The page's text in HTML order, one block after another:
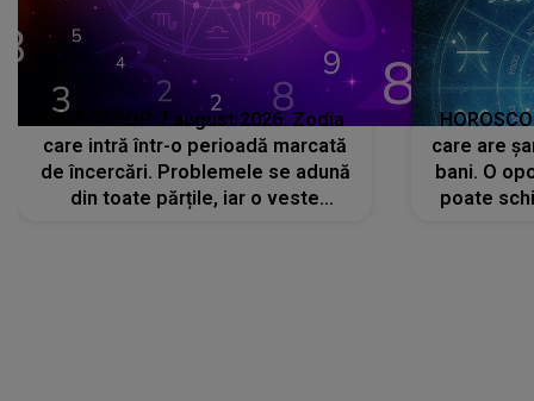
HOROSCOP 7 august 2026. Zodia
care intră într-o perioadă marcată
de încercări. Problemele se adună
din toate părțile, iar o veste
care are
bani. O
poate